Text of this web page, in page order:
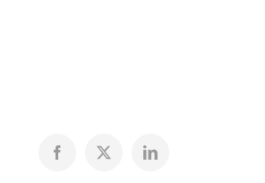
Facebook
X LinkedIn